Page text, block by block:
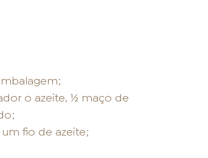
o azeite, ½ maço de
fio de azeite;